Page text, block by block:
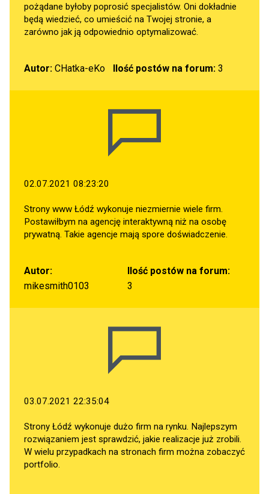
pożądane byłoby poprosić specjalistów. Oni dokładnie
będą wiedzieć, co umieścić na Twojej stronie, a
zarówno jak ją odpowiednio optymalizować.
Autor: CHatka-eKo Ilość postów na forum:3
02.07.2021 08:23:20
Strony www Łódź wykonuje niezmiernie wiele firm.
Postawiłbym na agencję interaktywną niż na osobę
prywatną. Takie agencje mają spore doświadczenie.
Autor:
mikesmith0103
Ilość postów na forum:
3
03.07.2021 22:35:04
Strony Łódź wykonuje dużo firm na rynku. Najlepszym
rozwiązaniem jest sprawdzić, jakie realizacje już zrobili.
W wielu przypadkach na stronach firm można zobaczyć
portfolio.